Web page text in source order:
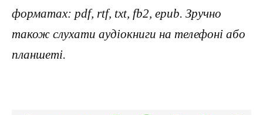
форматах: pdf, rtf, txt, fb2, epub. Зручно
також слухати аудіокниги на телефоні або
планшеті.